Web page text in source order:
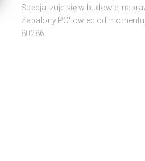
Specjalizuje się w budowie,
Zapalony PC'towiec od
80286.